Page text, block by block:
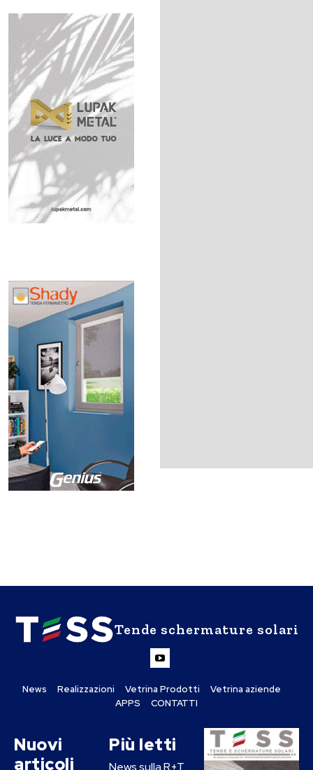
Tende schermature solari
News Realizzazioni Vetrina Prodotti
Vetrina aziende
APPS
CONTATTI
Nuovi
articoli
Più letti
News sulla R+T